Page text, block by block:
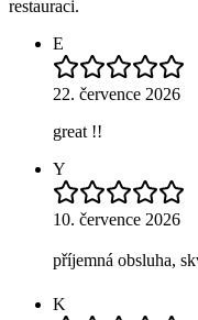
restauraci.
E
22. července 2026
great !!
Y
10. července 2026
příjemná obsluha,
K